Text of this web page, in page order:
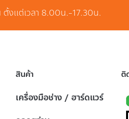
ตั้งแต่เวลา 8.00น.-17.30น.
สินค้า
เครื่องมือช่าง / ฮาร์ดแวร์
ติ